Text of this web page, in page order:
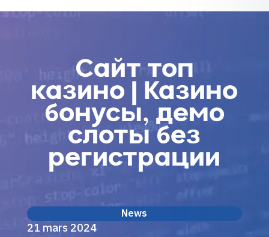
Сайт топ
казино | Казино
бонусы, демо
слоты без
регистрации
News
21 mars 2024